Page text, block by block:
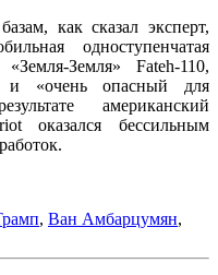
как сказал эксперт,
одноступенчатая
Земля» Fateh-110,
и «очень опасный для
американский
оказался бессильным
, Ван Амбарцумян,